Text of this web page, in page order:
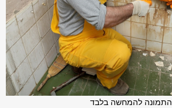
התמונה להמחשה בלבד